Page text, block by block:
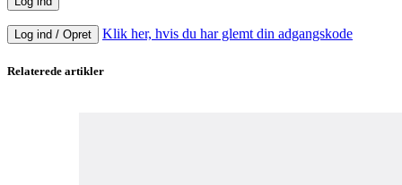
Log ind / Opret Klik her, hvis du har glemt din adgangskode
Relaterede artikler